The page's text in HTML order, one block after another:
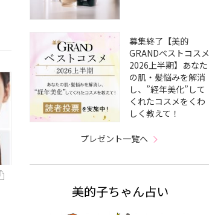
募集終了【美的
GRANDベストコスメ
2026上半期】あなた
の肌・髪悩みを解消
し、”経年美化”して
くれたコスメをくわ
しく教えて！
プレゼント一覧へ
美的子ちゃん占い